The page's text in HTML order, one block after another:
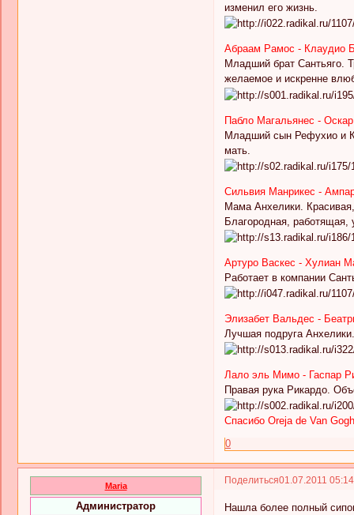
изменил его жизнь.
Абраам Рамос - Клаудио
Младший брат Сантьяго.
желаемое и искренне
Пабло Магальянес -
Младший сын Рефухио и
мать.
Сильвия Манрикес -
Мама Анхелики.
Благородная,
Артуро Васкес - Хулиан
Работает в компании
Элизабет Вальдес -
Лучшая подруга
Лало эль Мимо - Гаспар
Правая рука Рикардо.
Спасибо Oreja de Van
0
Поделиться01.07.2011
Maria
Администратор Нашла более полный